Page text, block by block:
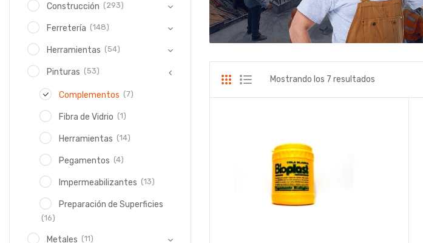
Mostrando los 7 resultados
Construcción (293)
Ferretería (148)
Herramientas (54)
Pinturas (53)
Complementos (7)
Fibra de Vidrio (1)
Herramientas (14)
Pegamentos (4)
Impermeabilizantes (13)
Preparación de Superficies
(16)
Metales (11)